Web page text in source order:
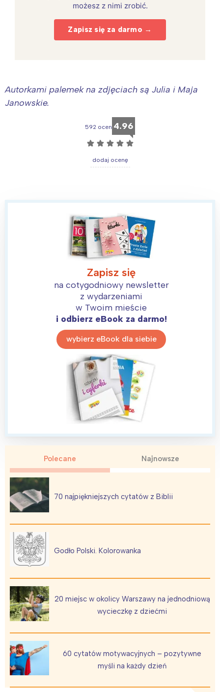
możesz z nimi zrobić.
Zapisz się za darmo →
Autorkami palemek na zdjęciach są Julia i Maja
Janowskie.
592 ocen 4.96
☆ ☆ ☆ ☆ ☆
dodaj ocenę
Zapisz się
na cotygodniowy newsletter
z wydarzeniami
w Twoim mieście
i odbierz eBook za darmo!
wybierz eBook dla siebie
Polecane Najnowsze
70 najpiękniejszych cytatów z Biblii
Godło Polski. Kolorowanka
20 miejsc w okolicy Warszawy na jednodniową
wycieczkę z dziećmi
60 cytatów motywacyjnych – pozytywne
myśli na każdy dzień